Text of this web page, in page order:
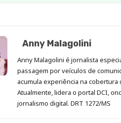
Anny Malagolini
Anny Malagolini é jornalista
passagem por veículos de
acumula experiência na
Atualmente, lidera o portal DCI,
jornalismo digital. DRT 1272/MS